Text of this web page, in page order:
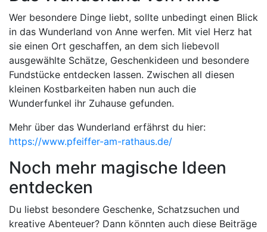
Wer besondere Dinge liebt, sollte unbedingt einen Blick
in das Wunderland von Anne werfen. Mit viel Herz hat
sie einen Ort geschaffen, an dem sich liebevoll
ausgewählte Schätze, Geschenkideen und besondere
Fundstücke entdecken lassen. Zwischen all diesen
kleinen Kostbarkeiten haben nun auch die
Wunderfunkel ihr Zuhause gefunden.
Mehr über das Wunderland erfährst du hier:
https://www.pfeiffer-am-rathaus.de/
Noch mehr magische Ideen
entdecken
Du liebst besondere Geschenke, Schatzsuchen und
kreative Abenteuer? Dann könnten auch diese Beiträge